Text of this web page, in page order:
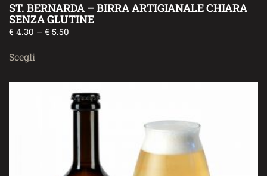
ST. BERNARDA – BIRRA ARTIGIANALE CHIARA
SENZA GLUTINE
€ 4.30 – € 5.50
Scegli